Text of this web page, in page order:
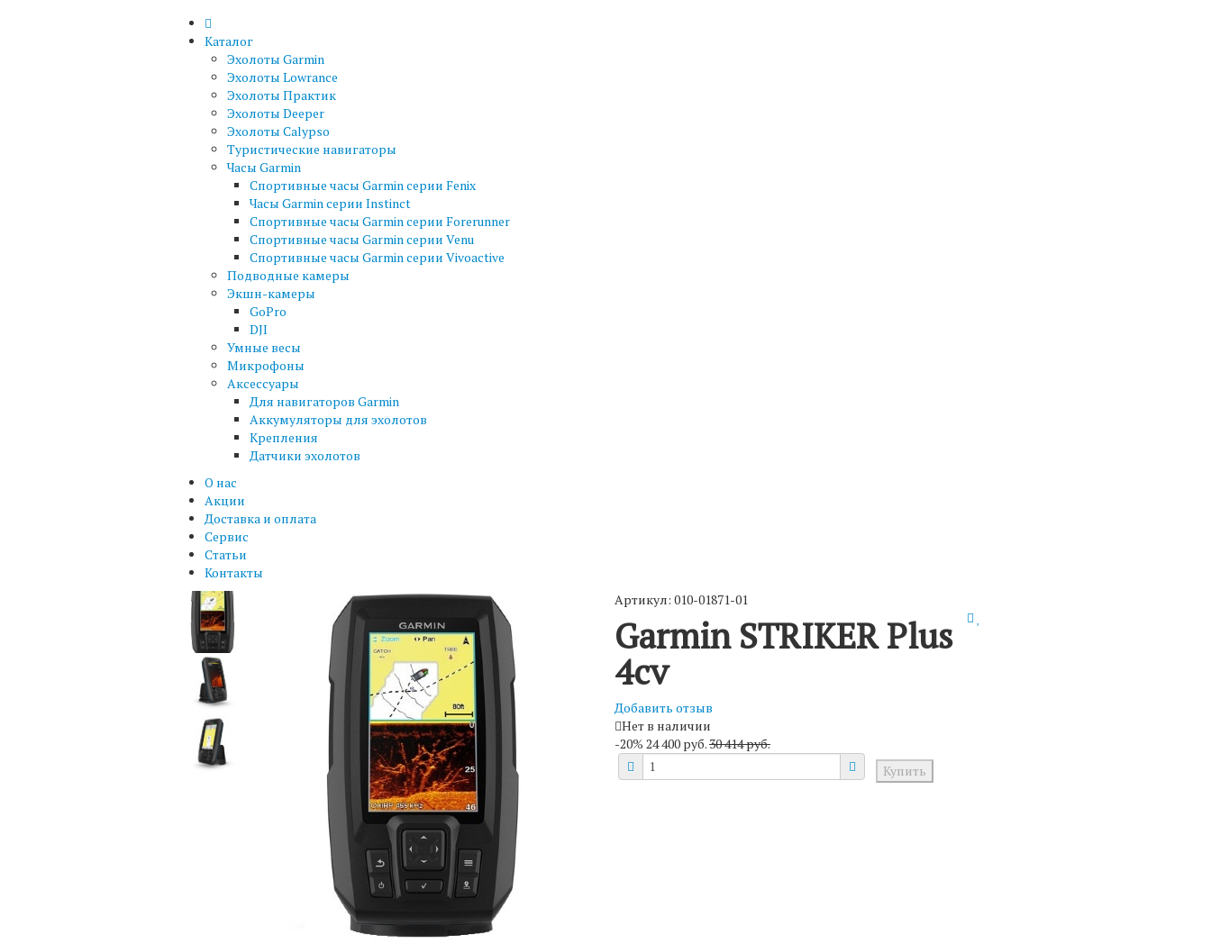
Каталог
Эхолоты Garmin
Эхолоты Lowrance
Эхолоты Практик
Эхолоты Deeper
Эхолоты Calypso
Туристические навигаторы
Часы Garmin
Спортивные часы Garmin серии Fenix
Часы Garmin серии Instinct
Спортивные часы Garmin серии Forerunner
Спортивные часы Garmin серии Venu
Спортивные часы Garmin серии Vivoactive
Подводные камеры
Экшн-камеры
GoPro
DJI
Умные весы
Микрофоны
Аксессуары
Для навигаторов Garmin
Аккумуляторы для эхолотов
Крепления
Датчики эхолотов
О нас
Акции
Доставка и оплата
Сервис
Статьи
Контакты
Артикул: 010-01871-01
Garmin STRIKER Plus
4cv
Добавить отзыв
Нет в наличии
-20% 24 400 руб.30 414 руб.